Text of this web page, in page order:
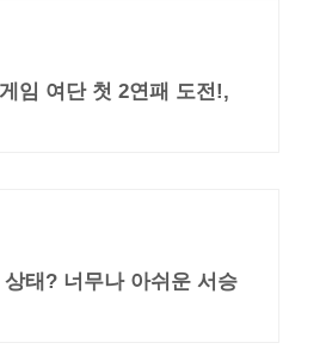
임 여단 첫 2연패 도전!,
태? 너무나 아쉬운 서승